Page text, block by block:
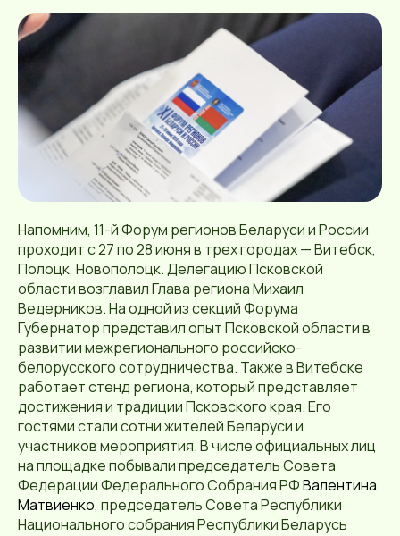
Напомним, 11-й Форум регионов Беларуси и России
проходит с 27 по 28 июня в трех городах — Витебск,
Полоцк, Новополоцк. Делегацию Псковской
области возглавил Глава региона Михаил
Ведерников. На одной из секций Форума
Губернатор представил опыт Псковской области в
развитии межрегионального российско-
белорусского сотрудничества. Также в Витебске
работает стенд региона, который представляет
достижения и традиции Псковского края. Его
гостями стали сотни жителей Беларуси и
участников мероприятия. В числе официальных лиц
на площадке побывали председатель Совета
Федерации Федерального Собрания РФВалентина
Матвиенко, председатель Совета Республики
Национального собрания Республики Беларусь